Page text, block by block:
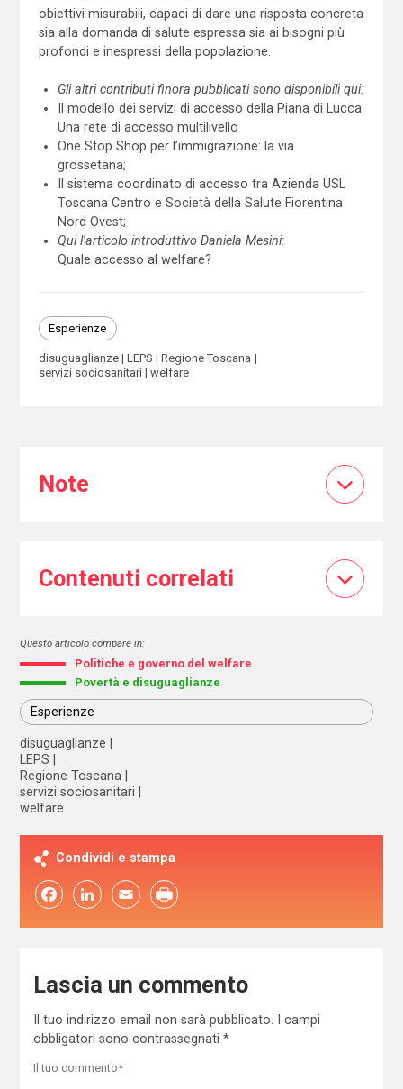
obiettivi misurabili, capaci di dare una risposta concreta
sia alla domanda di salute espressa sia ai bisogni più
profondi e inespressi della popolazione.
Gli altri contributi finora pubblicati sono disponibili qui:
Il modello dei servizi di accesso della Piana di Lucca.
Una rete di accesso multilivello
One Stop Shop per l’immigrazione: la via
grossetana;
Il sistema coordinato di accesso tra Azienda USL
Toscana Centro e Società della Salute Fiorentina
Nord Ovest;
Qui l’articolo introduttivo Daniela Mesini:
Quale accesso al welfare?
Esperienze
disuguaglianze LEPS
Regione Toscana
servizi sociosanitari
welfare
Note
Contenuti correlati
Questo articolo compare in:
Politiche e governo del welfare
Povertà e disuguaglianze
Esperienze
disuguaglianze
LEPS
Regione Toscana
servizi sociosanitari
welfare
Condividi e stampa
FacebookLinkedIn Email
Lascia un commento
Il tuo indirizzo email non sarà pubblicato. I campi
obbligatori sono contrassegnati *